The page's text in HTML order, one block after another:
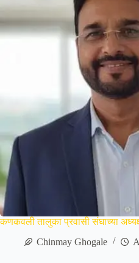
कणकवली तालुका प्रवासी संघाच्या
Chinmay Ghogale